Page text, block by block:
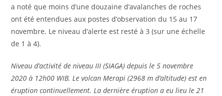
a noté que moins d’une douzaine d’avalanches de roches
ont été entendues aux postes d’observation du 15 au 17
novembre. Le niveau d’alerte est resté à 3 (sur une échelle
de 1 à 4).
Niveau d’activité de niveau III (SIAGA) depuis le 5 novembre
2020 à 12h00 WIB. Le volcan Merapi (2968 m d’altitude) est en
éruption continuellement. La dernière éruption a eu lieu le 21